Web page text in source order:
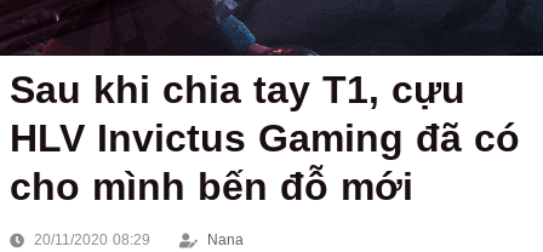
Sau khi chia tay T1, cựu
HLV Invictus Gaming đã có
cho mình bến đỗ mới
20/11/2020 08:29 Nana